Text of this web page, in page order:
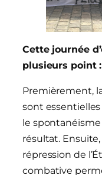
Cette journée
plusieurs point :
Premièrement,
sont
le spontanéisme
résultat.
répression de
combative